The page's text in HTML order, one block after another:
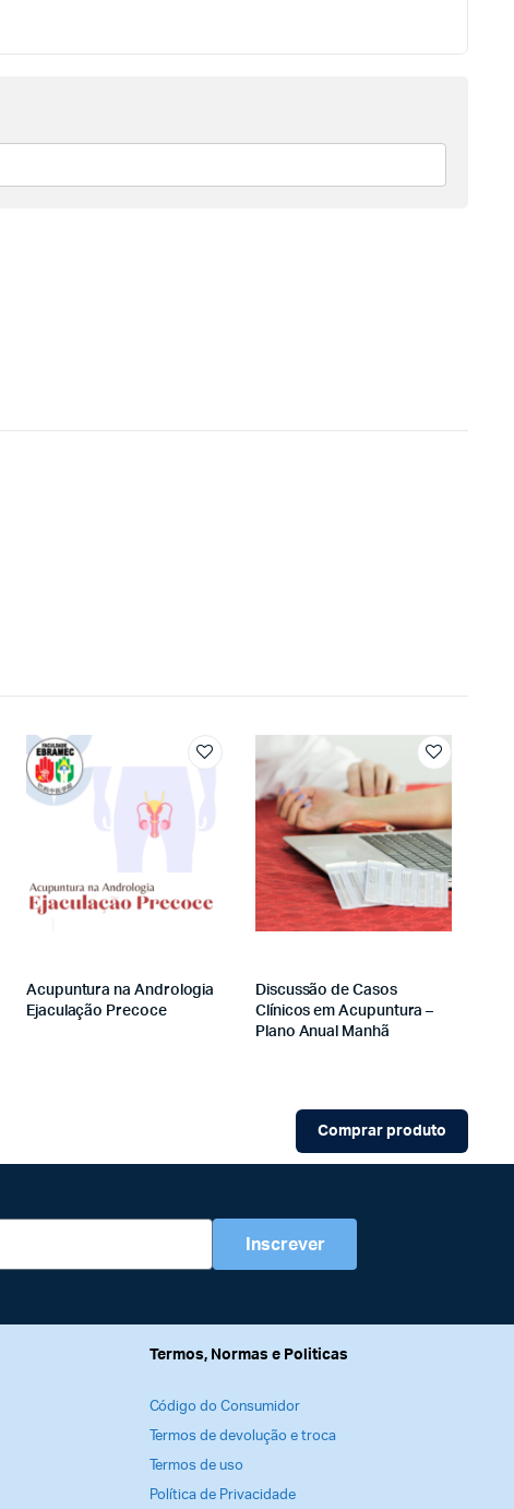
Acupuntura na Andrologia
Ejaculação Precoce
Discussão de Casos
Clínicos em Acupuntura –
Plano Anual Manhã
Comprar produto
Inscrever
Termos, Normas e Politicas
Código do Consumidor
Termos de devolução e troca
Termos de uso
Política de Privacidade